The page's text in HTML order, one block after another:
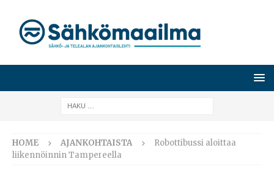
HOME AJANKOHTAISTA
Robottibussi aloittaa
liikennöinnin Tampereella